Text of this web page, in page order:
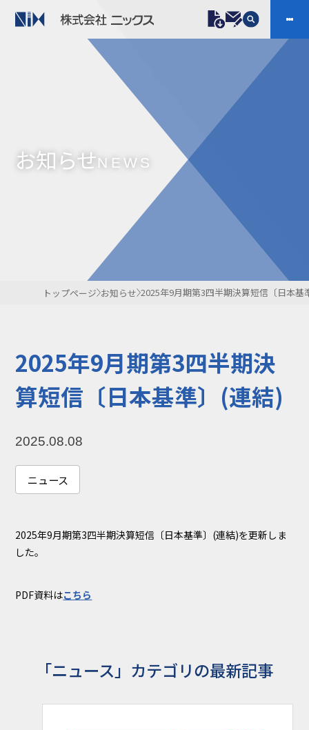
プラスチックファスナー 機構部品
ケーブルマーカー
樹脂継手、配管施工
防虫忌避製品ARINIX
プリント基板実装関連
会社案内
IR
お問い合わせ 開発・導入実績
よくあるご質問
NIXのサスティナ
環境負荷物質調
個人情報保護方
お知らせNEWS
トップページ お知らせ 2025年9月期第3四半期決算短信〔日本基
2025年9月期第3四半期決
算短信〔日本基準〕(連結)
2025.08.08
ニュース
2025年9月期第3四半期決算短信〔日本基準〕(連結)を更新しま
した。
PDF資料はこちら
「ニュース」カテゴリの最新記事